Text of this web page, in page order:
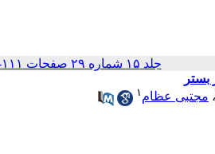
جلد ۱۵ شماره ۲۹ صفحات ۱۱۱-۱۰۱
بستر
، مجتبی عظام ۱